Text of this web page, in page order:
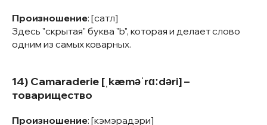
Произношение: [сатл]
Здесь "скрытая" буква "b", которая и делает слово
одним из самых коварных.
14) Camaraderie [ˌkæməˈrɑːdəri] –
товарищество
Произношение: [кэмэрадэри]